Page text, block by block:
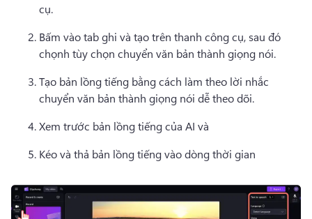
cụ.
Bấm vào tab ghi và tạo trên thanh công cụ, sau đó
chọnh tùy chọn chuyển văn bản thành giọng nói.
Tạo bản lồng tiếng bằng cách làm theo lời nhắc
chuyển văn bản thành giọng nói dễ theo dõi.
Xem trước bản lồng tiếng của AI và
Kéo và thả bản lồng tiếng vào dòng thời gian